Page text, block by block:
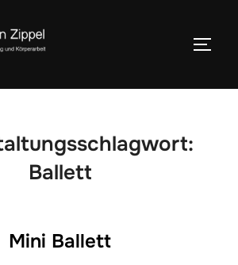
Ballett
Mini Ballett